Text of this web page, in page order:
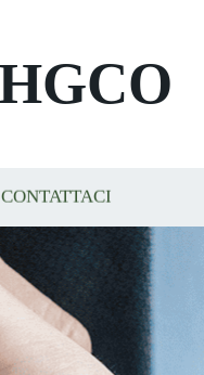
CONTATTACI